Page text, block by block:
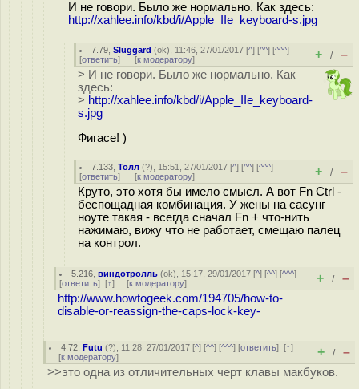
И не говори. Было же нормально. Как здесь:
http://xahlee.info/kbd/i/Apple_IIe_keyboard-s.jpg
7.79 ,Sluggard (ok), 11:46, 27/01/2017 [^] [^^] [^^^]
[ответить] [к модератору] + / –
> И не говори. Было же нормально. Как
здесь:
> http://xahlee.info/kbd/i/Apple_IIe_keyboard-
s.jpg
Фигасе! )
7.133 ,Толл (?), 15:51, 27/01/2017 [^] [^^] [^^^]
[ответить] [к модератору] + / –
Круто, это хотя бы имело смысл. А вот Fn Ctrl -
беспощадная комбинация. У жены на сасунг
ноуте такая - всегда сначал Fn + что-нить
нажимаю, вижу что не работает, смещаю палец
на контрол.
5.216 ,виндотролль (ok), 15:17, 29/01/2017 [^] [^^] [^^^]
[ответить] [↑] [к модератору] + / –
http://www.howtogeek.com/194705/how-to-
disable-or-reassign-the-caps-lock-key-
4.72 ,Futu (?), 11:28, 27/01/2017 [^] [^^] [^^^] [ответить][↑]
[к модератору] + / –
>>это одна из отличительных черт клавы макбуков.